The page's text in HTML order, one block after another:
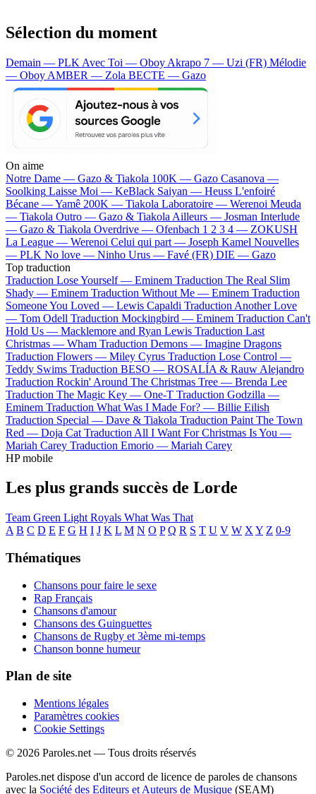
Sélection du moment
Demain — PLK Avec Toi — Oboy Akrapo 7 — Uzi (FR) Mélodie
— Oboy AMBER — Zola BECTE — Gazo
On aime
Notre Dame — Gazo & Tiakola 100K — Gazo Casanova —
Soolking Laisse Moi — KeBlack Saiyan — Heuss L'enfoiré
Bécane —Yamê 200K — Tiakola Laboratoire — Werenoi Meuda
— Tiakola Outro — Gazo & Tiakola Ailleurs — Josman Interlude
— Gazo & Tiakola Overdrive — Ofenbach 1 2 3 4 — ZOKUSH
La League — Werenoi Celui qui part — Joseph Kamel Nouvelles
— PLK No love — Ninho Urus — Favé (FR) DIE — Gazo
Top traduction
Traduction Lose Yourself — Eminem Traduction The Real Slim
Shady — Eminem Traduction Without Me — Eminem Traduction
Someone You Loved — Lewis Capaldi Traduction Another Love
— Tom Odell Traduction Mockingbird — Eminem Traduction Can't
Hold Us — Macklemore and Ryan Lewis Traduction Last
Christmas — Wham Traduction Demons — Imagine Dragons
Traduction Flowers — Miley Cyrus Traduction Lose Control —
Teddy Swims Traduction BESO — ROSALÍA & Rauw Alejandro
Traduction Rockin' Around The Christmas Tree — Brenda Lee
Traduction The Magic Key — One-T Traduction Godzilla —
Eminem Traduction What Was I Made For? — Billie Eilish
Traduction Special — Dave & Tiakola Traduction Paint The Town
Red — Doja Cat Traduction All I Want For Christmas Is You —
Mariah Carey Traduction Emorio — Mariah Carey
HP mobile
Les plus grands succès de Lorde
Team Green Light Royals What Was That
A B C D E F G H I J K L M N O P Q R S T U V W X Y Z 0-9
Thématiques
Chansons pour faire le sexe
Rap Français
Chansons d'amour
Chansons des Guinguettes
Chansons de Rugby et 3ème mi-temps
Chanson bonne humeur
Plan de site
Mentions légales
Paramètres cookies
Cookie Settings
© 2026 Paroles.net — Tous droits réservés
Paroles.net dispose d'un accord de licence de paroles de chansons
avec la Société des Editeurs et Auteurs de Musique (SEAM)